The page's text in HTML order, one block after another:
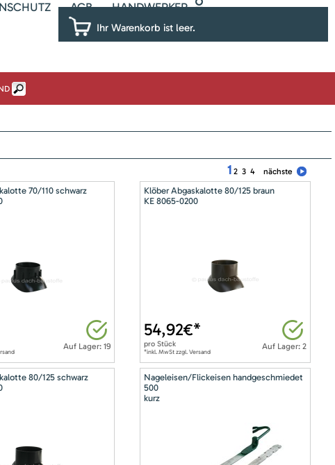
AGB HANDWERKER
Ihr Warenkorb ist leer.
1 2 3 4 nächste
70/110 schwarz
Auf Lager: 19
Klöber Abgaskalotte 80/125 braun
KE 8065-0200
Auf Lager: 2
54,92€*
proStück
*inkl. MwSt zzgl. Versand
80/125 schwarz
Nageleisen/Flickeisen handgeschmiedet
500
kurz